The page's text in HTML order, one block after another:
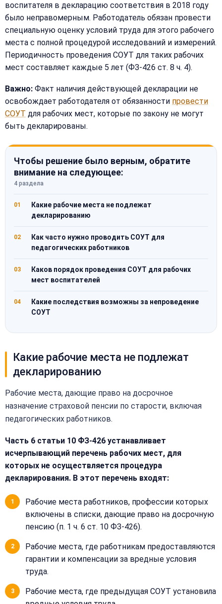
воспитателя в декларацию соответствия в 2018 году
было неправомерным. Работодатель обязан провести
специальную оценку условий труда для этого рабочего
места с полной процедурой исследований и измерений.
Периодичность проведения СОУТ для таких рабочих
мест составляет каждые 5 лет (ФЗ-426 ст. 8 ч. 4).
Важно: Факт наличия действующей декларации не
освобождает работодателя от обязанности провести
СОУТ для рабочих мест, которые по закону не могут
быть декларированы.
Чтобы решение было верным, обратите
внимание на следующее:
4 раздела
01
Какие рабочие места не подлежат
декларированию
02
Как часто нужно проводить СОУТ для
педагогических работников
03
Каков порядок проведения СОУТ для рабочих
мест воспитателей
04
Какие последствия возможны за непроведение
СОУТ
Какие рабочие места не подлежат
декларированию
Рабочие места, дающие право на досрочное
назначение страховой пенсии по старости, включая
педагогических работников.
Часть 6 статьи 10 ФЗ-426 устанавливает
исчерпывающий перечень рабочих мест, для
которых не осуществляется процедура
декларирования. В этот перечень входят:
Рабочие места работников, профессии которых
включены в списки, дающие право на досрочную
пенсию (п. 1 ч. 6 ст. 10 ФЗ-426).
Рабочие места, где работникам предоставляются
гарантии и компенсации за вредные условия
труда.
Рабочие места, где предыдущая СОУТ установила